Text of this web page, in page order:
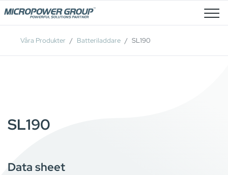
Lediga Tjänster
Våra Produkter Batteriladdare SL190
SL190
Data sheet